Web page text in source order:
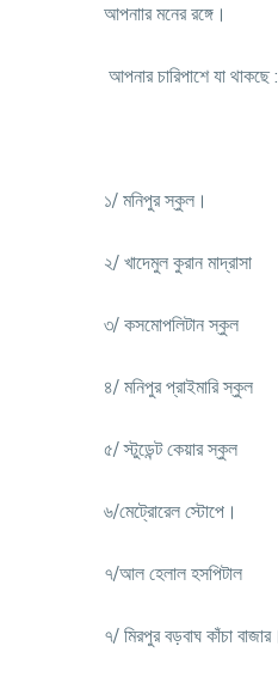
আপনাার মনের রঙ্গে।
আপনার চারিপাশে যা থাকছে :
১/ মনিপুর স্কুল।
২/ খাদেমুল কুরান মাদ্রাসা
৩/ কসমোপলিটান স্কুল
৪/ মনিপুর প্রাইমারি স্কুল
৫/ স্টুডেন্ট কেয়ার স্কুল
৬/মেট্রোরেল স্টোপে।
৭/আল হেলাল হসপিটাল
৭/ মিরপুর বড়বাঘ কাঁচা বাজার।